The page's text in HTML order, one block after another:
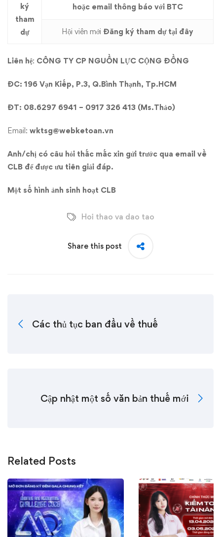
ký
tham
dự
hoặc email thông báo với BTC
Hội viên mới Đăng ký tham dự tại đây
Liên hệ: CÔNG TY CP NGUỒN LỰC CỘNG ĐỒNG
ĐC: 196 Vạn Kiếp, P.3, Q.Bình Thạnh, Tp.HCM
ĐT: 08.6297 6941 – 0917 326 413 (Ms.Thảo)
Email: wktsg@webketoan.vn
Anh/chị có câu hỏi thắc mắc xin gửi trước qua email về
CLB để được ưu tiên giải đáp.
Một số hình ảnh sinh hoạt CLB
Hoi thao va dao tao
Share this post
Các thủ tục ban đầu về thuế
Cập nhật một số văn bản thuế mới
Related Posts